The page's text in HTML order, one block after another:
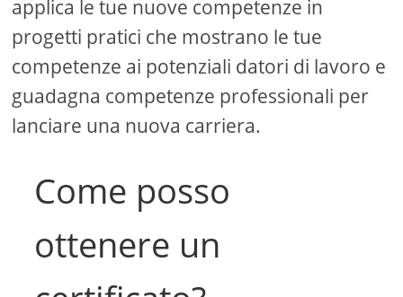
applica le tue nuove competenze in
progetti pratici che mostrano le tue
competenze ai potenziali datori di lavoro e
guadagna competenze professionali per
lanciare una nuova carriera.
Come posso
ottenere un